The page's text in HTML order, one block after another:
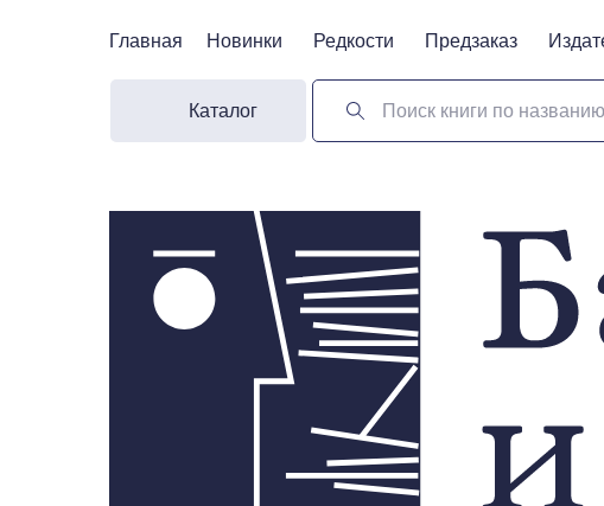
Поиск книги по
Новинки Предзаказ
Редкости
Главная
Каталог
Новинки Предзаказ
Редкости
Главная